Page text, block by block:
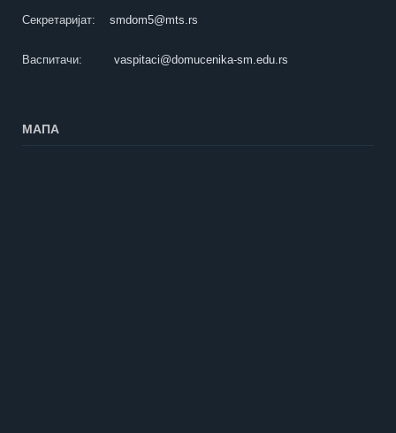
Секретаријат: smdom5@mts.rs
Васпитачи: vaspitaci@domucenika-sm.edu.rs
МАПА